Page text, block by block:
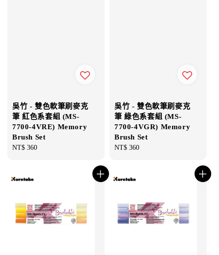
吳竹 - 雙色軟筆刷麥克
筆 紅色系套組 (MS-
7700-4VRE) Memory
Brush Set
Regular
NT$ 360
吳竹 - 雙色軟筆刷麥克
筆 綠色系套組 (MS-
7700-4VGR) Memory
Brush Set
Regular
NT$ 360